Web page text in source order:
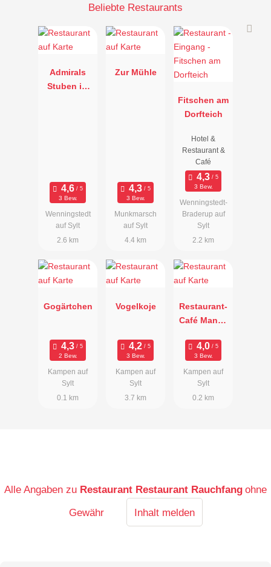
Beliebte Restaurants
Admirals
Stuben im
3 Bew.
Wenningstedt
auf Sylt
2.6 km
Zur Mühle
3 Bew.
Munkmarsch
auf Sylt
4.4 km
Fitschen am
Dorfteich
Hotel &
Restaurant &
Café
3 Bew.
Wenningstedt-
Braderup auf
Sylt
2.2 km
Gogärtchen
2 Bew.
Kampen auf
Sylt
0.1 km
Vogelkoje
3 Bew.
Kampen auf
Sylt
3.7 km
Restaurant-
Café Manne
3 Bew.
Kampen auf
Sylt
0.2 km
Alle Angaben zu Restaurant Restaurant Rauchfang ohne
Gewähr
Inhalt melden